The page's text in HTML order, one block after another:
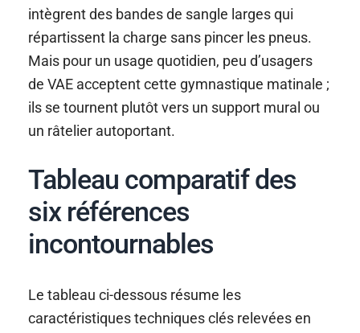
intègrent des bandes de sangle larges qui
répartissent la charge sans pincer les pneus.
Mais pour un usage quotidien, peu d’usagers
de VAE acceptent cette gymnastique matinale ;
ils se tournent plutôt vers un support mural ou
un râtelier autoportant.
Tableau comparatif des
six références
incontournables
Le tableau ci-dessous résume les
caractéristiques techniques clés relevées en